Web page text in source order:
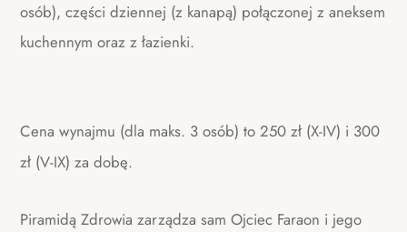
osób), części dziennej (z kanapą) połączonej z aneksem
kuchennym oraz z łazienki.
Cena wynajmu (dla maks. 3 osób) to 250 zł (X-IV) i 300
zł (V-IX) za dobę.
Piramidą Zdrowia zarządza sam Ojciec Faraon i jego